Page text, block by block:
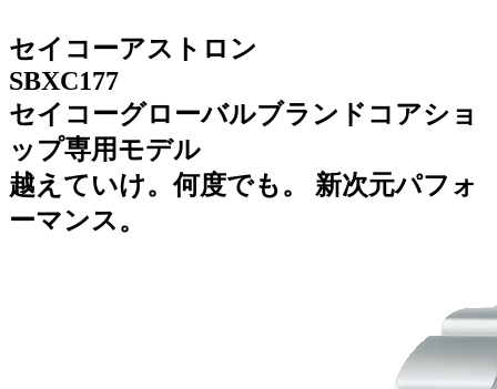
セイコーアストロン
SBXC177
セイコーグローバルブランドコアショ
ップ専用モデル
越えていけ。何度でも。 新次元パフォ
ーマンス。